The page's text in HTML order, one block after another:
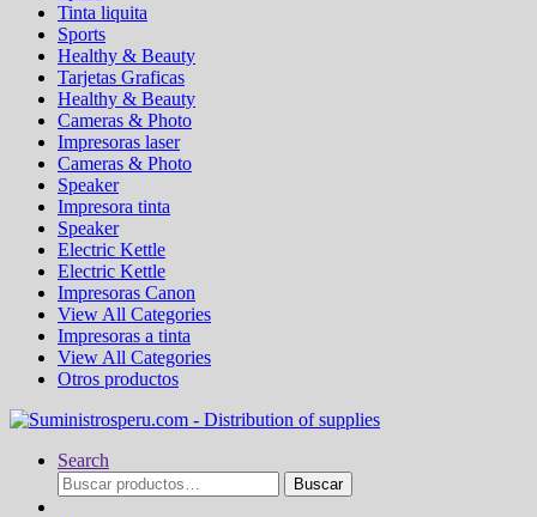
Tinta liquita
Sports
Healthy & Beauty
Tarjetas Graficas
Healthy & Beauty
Cameras & Photo
Impresoras laser
Cameras & Photo
Speaker
Impresora tinta
Speaker
Electric Kettle
Electric Kettle
Impresoras Canon
View All Categories
Impresoras a tinta
View All Categories
Otros productos
Search
Buscar
por:
Buscar